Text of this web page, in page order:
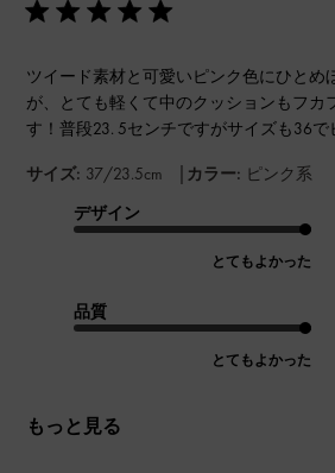
ツイード素材と可愛いピンク色にひとめ
が、とても軽くて中のクッションもフカ
す！普段23. 5センチですがサイズも36で
サイズ: 37/23.5cm | カラー: ピンク系
デザイン
とてもよかった
品質
とてもよかった
もっと見る